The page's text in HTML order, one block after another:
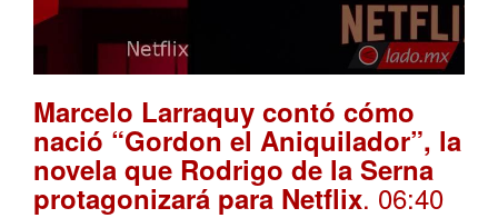
Marcelo Larraquy contó cómo
nació “Gordon el Aniquilador”, la
novela que Rodrigo de la Serna
protagonizará para Netflix. 06:40